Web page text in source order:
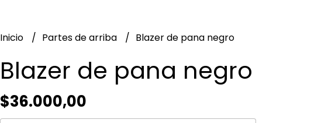
Inicio Partes de arriba Blazer de pana negro
Blazer de pana negro
$36.000,00